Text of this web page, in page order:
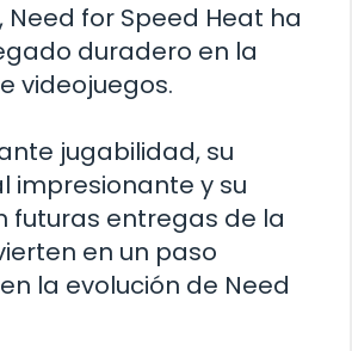
Need for Speed Heat ha
duradero en la
videojuegos.
jugabilidad, su
impresionante y su
futuras entregas de la
en un paso
la evolución de Need